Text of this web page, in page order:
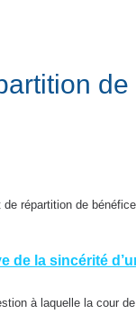
de répartition de
de la sincérité
à laquelle la cour